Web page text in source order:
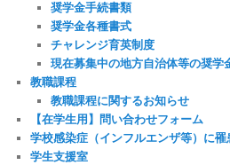
奨学金手続書類
奨学金各種書式
チャレンジ育英制度
現在募集中の地方自治体等の奨学
教職課程
教職課程に関するお知らせ
【在学生用】問い合わせフォーム
学校感染症（インフルエンザ等）に
学生支援室